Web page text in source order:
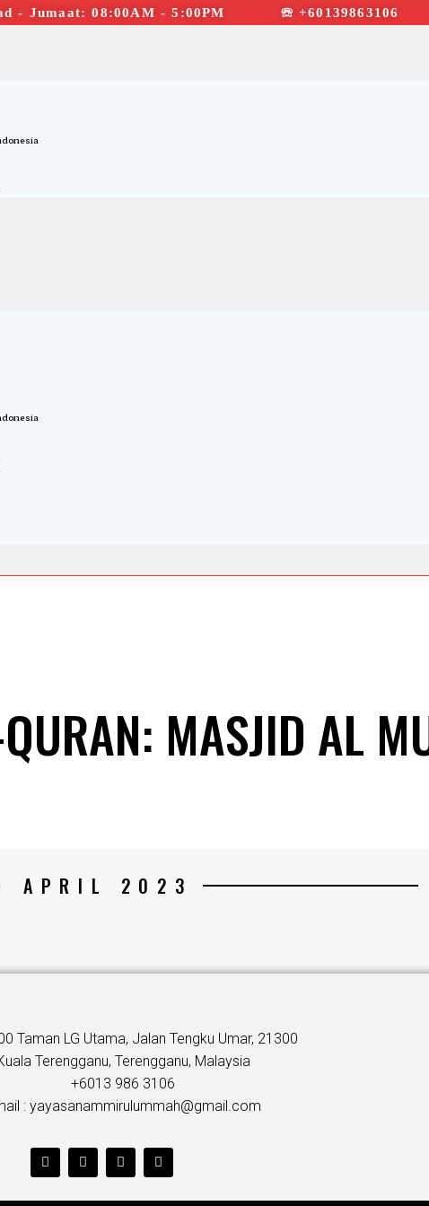
- Jumaat: 08:00AM - 5:00PM ☏ +60139863106
MASJID AL
APRIL 2023
Taman LG Utama, Jalan Tengku Umar, 21300
Terengganu, Terengganu, Malaysia
+6013 986 3106
: yayasanammirulummah@gmail.com
T
w
i
F
a
c
Y
o
u
I
n
s